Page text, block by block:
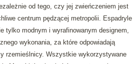
od tego, czy jej zwieńczeniem jest
centrum pędzącej metropolii. Espadryle
tylko modnym i wyrafinowanym designem,
wykonania, za które odpowiadają
rzemieślnicy. Wszystkie wykorzystywane